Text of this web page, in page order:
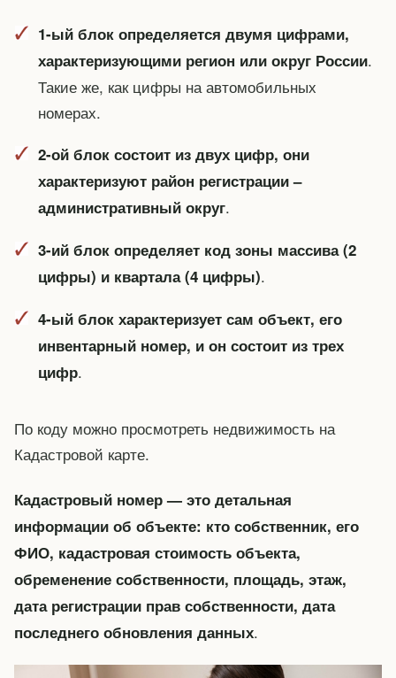
1-ый блок определяется двумя цифрами,
характеризующими регион или округ России.
Такие же, как цифры на автомобильных
номерах.
2-ой блок состоит из двух цифр, они
характеризуют район регистрации –
административный округ.
3-ий блок определяет код зоны массива (2
цифры) и квартала (4 цифры).
4-ый блок характеризует сам объект, его
инвентарный номер, и он состоит из трех
цифр.
По коду можно просмотреть недвижимость на
Кадастровой карте.
Кадастровый номер — это детальная
информации об объекте: кто собственник, его
ФИО, кадастровая стоимость объекта,
обременение собственности, площадь, этаж,
дата регистрации прав собственности, дата
последнего обновления данных.